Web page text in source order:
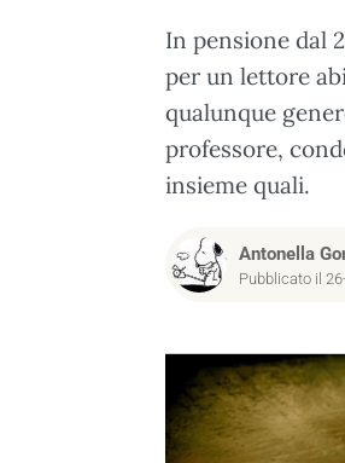
In pensione dal
per un lettore
qualunque
professore,
insieme quali.
Antonella
Pubblicato il